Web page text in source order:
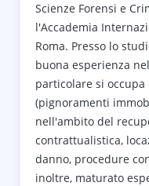
Scienze Forensi e
l'Accademia
Roma. Presso lo
buona esperienza
particolare si
(pignoramenti
nell'ambito del
contrattualistica,
danno, procedure
inoltre, maturato